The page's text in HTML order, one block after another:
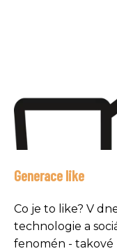
Generace like
Co je to like? V
technologie a
fenomén - takové